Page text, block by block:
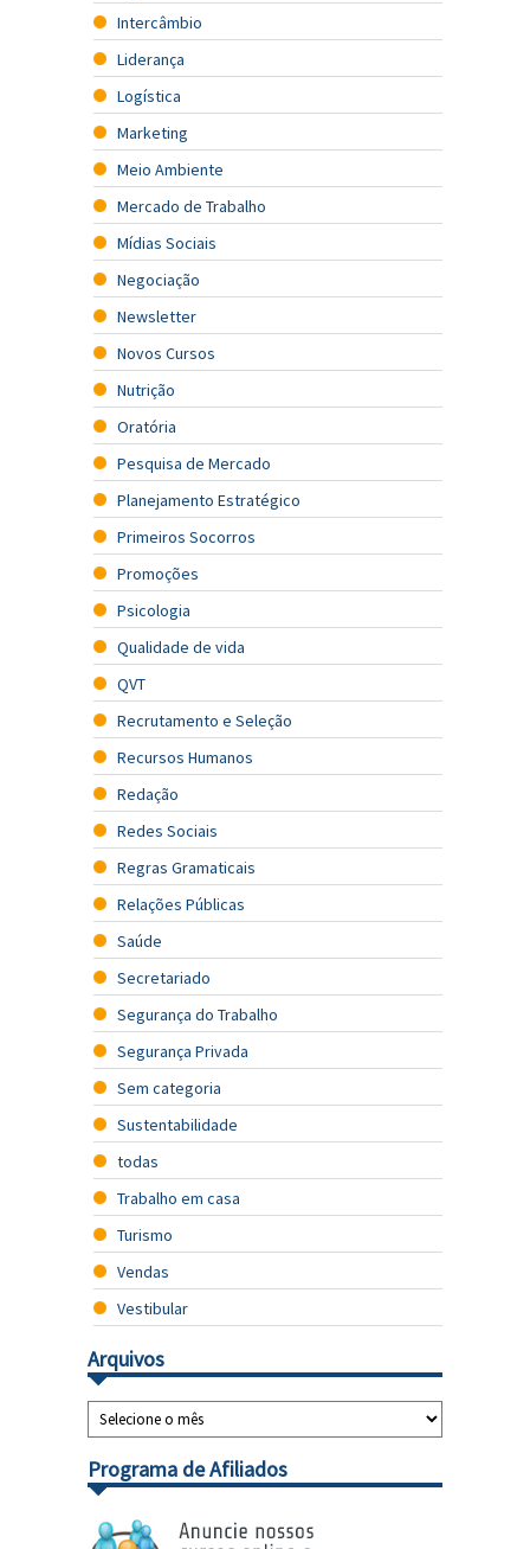
Intercâmbio
Liderança
Logística
Marketing
Meio Ambiente
Mercado de Trabalho
Mídias Sociais
Negociação
Newsletter
Novos Cursos
Nutrição
Oratória
Pesquisa de Mercado
Planejamento Estratégico
Primeiros Socorros
Promoções
Psicologia
Qualidade de vida
QVT
Recrutamento e Seleção
Recursos Humanos
Redação
Redes Sociais
Regras Gramaticais
Relações Públicas
Saúde
Secretariado
Segurança do Trabalho
Segurança Privada
Sem categoria
Sustentabilidade
todas
Trabalho em casa
Turismo
Vendas
Vestibular
Arquivos
Programa de Afiliados